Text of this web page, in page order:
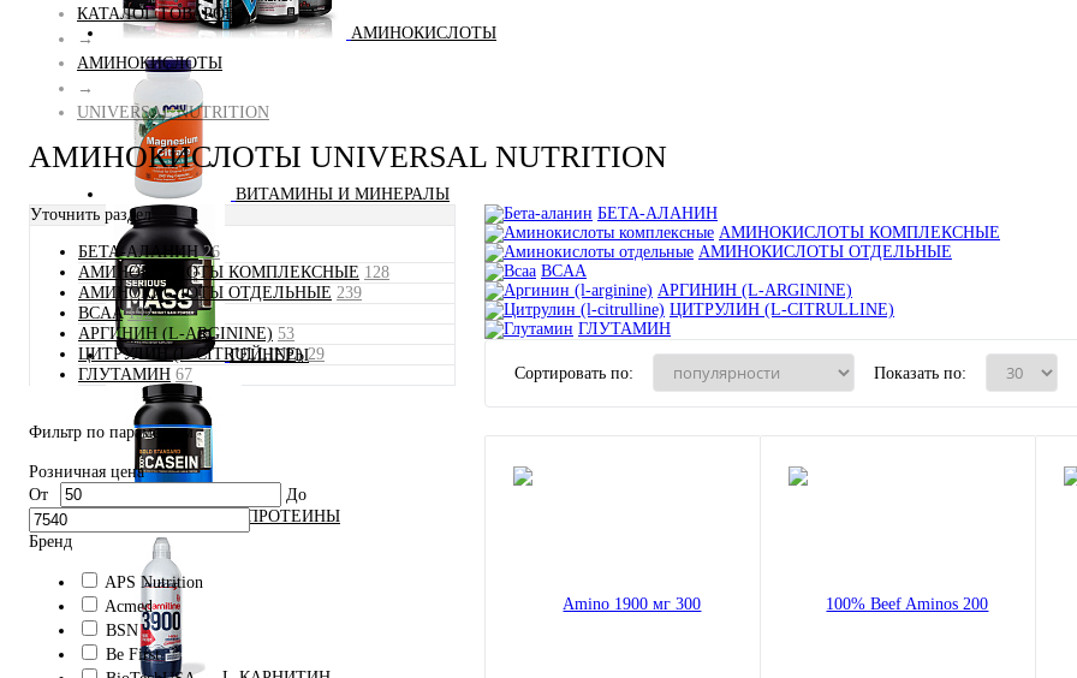
АМИНОКИСЛОТЫ
ВИТАМИНЫ И МИНЕРАЛЫ
ГЕЙНЕРЫ
ПРОТЕИНЫ
КАТАЛОГ ТОВАРОВ
→
АМИНОКИСЛОТЫ
→
UNIVERSAL NUTRITION
АМИНОКИСЛОТЫ UNIVERSAL NUTRITION
Уточнить раздел
БЕТА-АЛАНИН 26
АМИНОКИСЛОТЫ КОМПЛЕКСНЫЕ 128
АМИНОКИСЛОТЫ ОТДЕЛЬНЫЕ 239
BCAA 192
АРГИНИН (L-ARGININE) 53
ЦИТРУЛИН (L-CITRULLINE) 29
ГЛУТАМИН 67
Фильтр по параметрам
Розничная цена
От
До
Бренд
APS Nutrition
Acmed
BSN
Be First
БЕТА-АЛАНИН
АМИНОКИСЛОТЫ КОМПЛЕКСНЫЕ
АМИНОКИСЛОТЫ ОТДЕЛЬНЫЕ
BCAA
АРГИНИН (L-ARGININE)
ЦИТРУЛИН (L-CITRULLINE)
ГЛУТАМИН
Сортировать по: Показать по: